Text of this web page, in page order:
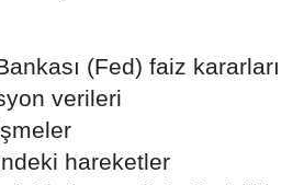
(Fed) faiz kararları
verileri
hareketler